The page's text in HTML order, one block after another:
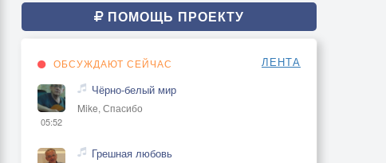
ПОМОЩЬ ПРОЕКТУ
ОБСУЖДАЮТ СЕЙЧАС ЛЕНТА
05:52
Чёрно-белый мир
Mike, Спасибо
Грешная любовь